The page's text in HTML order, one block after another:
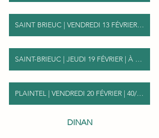
SAINT BRIEUC | VENDREDI 13 FÉVRIER |25/40 ans
SAINT-BRIEUC | JEUDI 19 FÉVRIER | À PARTIR DE 60 ANS
PLAINTEL | VENDREDI 20 FÉVRIER | 40/55 ANS
DINAN